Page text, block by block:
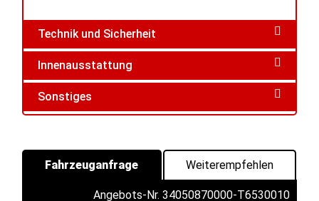
Technik und Sicherheit
Innenausstattung
Sonstiges
Fahrzeuganfrage Weiterempfehlen
Angebots-Nr. 34050870000-T6530010